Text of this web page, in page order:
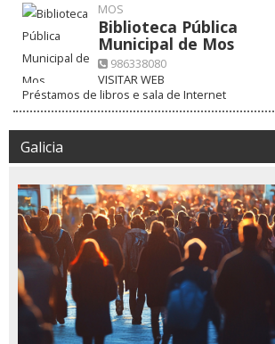
MOS
Biblioteca Pública
Municipal de Mos
986338080
VISITAR WEB
Préstamos de libros e sala de Internet
Galicia